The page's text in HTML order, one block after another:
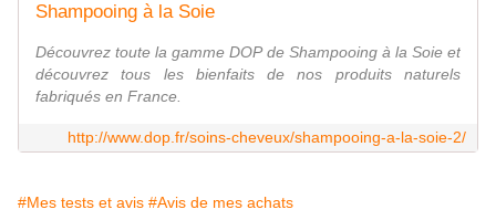
Shampooing à la Soie
Découvrez toute la gamme DOP de Shampooing à la Soie et
découvrez tous les bienfaits de nos produits naturels
fabriqués en France.
http://www.dop.fr/soins-cheveux/shampooing-a-la-soie-2/
#Mes tests et avis #Avis de mes achats